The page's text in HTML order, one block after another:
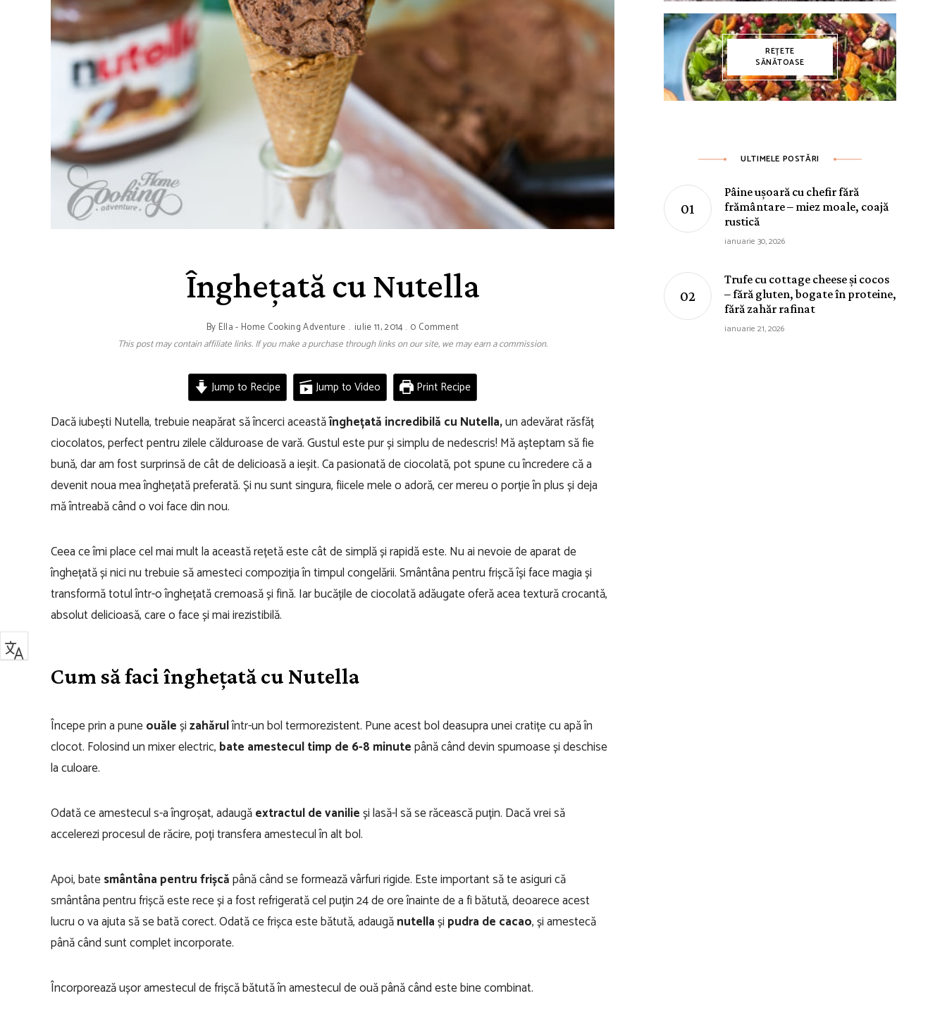
Înghețată cu Nutella
By Ella - Home Cooking Adventure iulie 11, 2014 0 Comment
This post may contain affiliate links. If you make a purchase through links on our site, we may earn a commission.
Jump to Recipe Jump to Video Print Recipe
Dacă iubești Nutella, trebuie neapărat să încerci aceastăînghețată incredibilă cu Nutella,un adevărat răsfăț
ciocolatos, perfect pentru zilele călduroase de vară. Gustul este pur și simplu de nedescris! Mă așteptam să fie
bună, dar am fost surprinsă de cât de delicioasă a ieșit. Ca pasionată de ciocolată, pot spune cu încredere că a
devenit noua mea înghețată preferată. Și nu sunt singura, fiicele mele o adoră, cer mereu o porție în plus și deja
mă întreabă când o voi face din nou.
Ceea ce îmi place cel mai mult la această rețetă este cât de simplă și rapidă este. Nu ai nevoie de aparat de
înghețată și nici nu trebuie să amesteci compoziția în timpul congelării. Smântâna pentru frișcă își face magia și
transformă totul într-o înghețată cremoasă și fină. Iar bucățile de ciocolată adăugate oferă acea textură crocantă,
absolut delicioasă, care o face și mai irezistibilă.
Cum să faci înghețată cu Nutella
Începe prin a puneouăleșizahărulîntr-un bol termorezistent. Pune acest bol deasupra unei cratițe cu apă în
clocot. Folosind un mixer electric, bate amestecul timp de 6-8 minutepână când devin spumoase și deschise
la culoare.
Odată ce amestecul s-a îngroșat, adaugăextractul de vanilieși lasă-l să se răcească puțin. Dacă vrei să
accelerezi procesul de răcire, poți transfera amestecul în alt bol.
Apoi, batesmântâna pentru frișcăpână când se formează vârfuri rigide. Este important să te asiguri că
smântâna pentru frișcă este rece și a fost refrigerată cel puțin 24 de ore înainte de a fi bătută, deoarece acest
lucru o va ajuta să se bată corect. Odată ce frișca este bătută, adaugănutellași pudra de cacao, și amestecă
până când sunt complet incorporate.
Încorporează ușor amestecul de frișcă bătută în amestecul de ouă până când este bine combinat.
REȚETE
SĂNĂTOASE
ULTIMELE POSTĂRI
Pâine ușoară cu chefir fără
frământare – miez moale, coajă
rustică
ianuarie 30, 2026
Trufe cu cottage cheese și cocos
– fără gluten, bogate în proteine,
fără zahăr rafinat
ianuarie 21, 2026